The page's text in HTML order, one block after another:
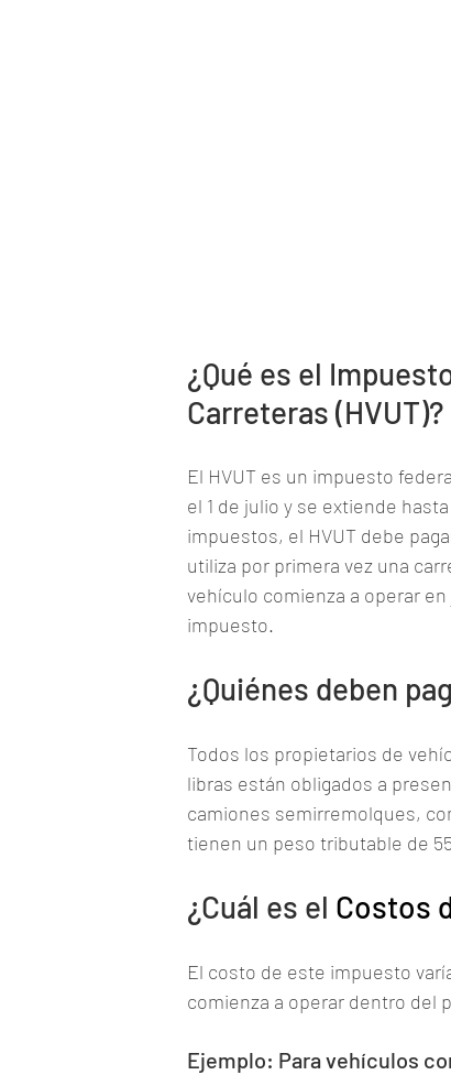
¿Qué es el
Carreteras (HVUT)?
El HVUT es un impuesto
el 1 de julio y se extiende
impuestos, el HVUT debe
utiliza por primera vez una
vehículo comienza a operar
impuesto.
¿Quiénes deben
Todos los propietarios de
libras están obligados a
camiones semirremolques,
tienen un peso tributable de
¿Cuál es el Costos
El costo de este impuesto
comienza a operar dentro del
Ejemplo: Para vehículos